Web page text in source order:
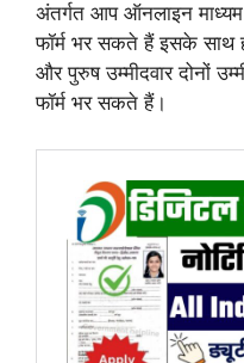
अंतर्गत आप ऑनलाइन
फॉर्म भर सकते हैं इसके साथ
और पुरुष उम्मीदवार दोनों
फॉर्म भर सकते हैं।